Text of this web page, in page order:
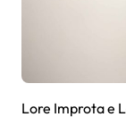
Lore Improta e